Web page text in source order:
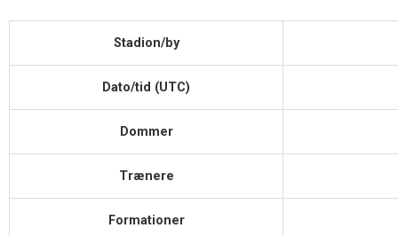
Stadion/by
Dato/tid (UTC)
Dommer
Trænere
Formationer